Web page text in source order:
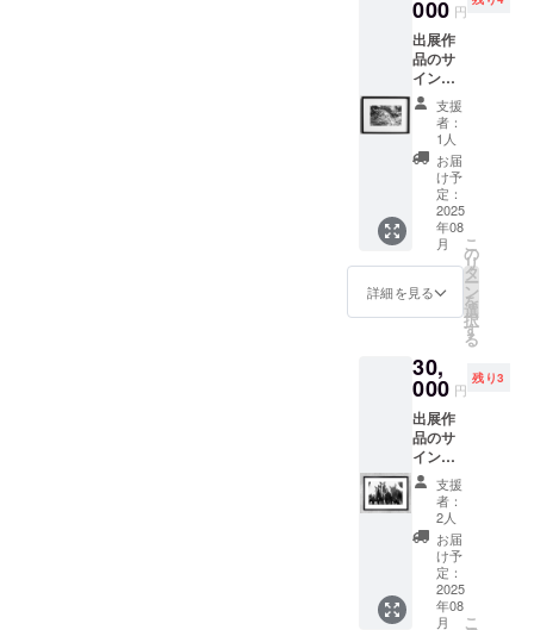
のファ
イン
アート
紙 ・送
料込み
（宅配
便）
000 円
出展作
品のサ
イン入
りプリ
ント作
品・ワ
オキツ
ネザル
（エ
ディ
ション
5、作品
証明書
付き、
額装）
× 29.7
cm） ・
無光沢
のファ
イン
アート
紙 ・送
料込み
（宅配
便）
支援
者：
1人
お届
け予
定：
2025
年08
月
詳細を見る
こ
の
リ
タ
ー
ン
を
選
択
す
る
30,
000 円
残り3
出展作
品のサ
イン入
りプリ
ント作
品・ば
ん馬
（エ
ディ
ション
5、作品
支援
者：
2人
お届
け予
定：
2025
年08
月
こ